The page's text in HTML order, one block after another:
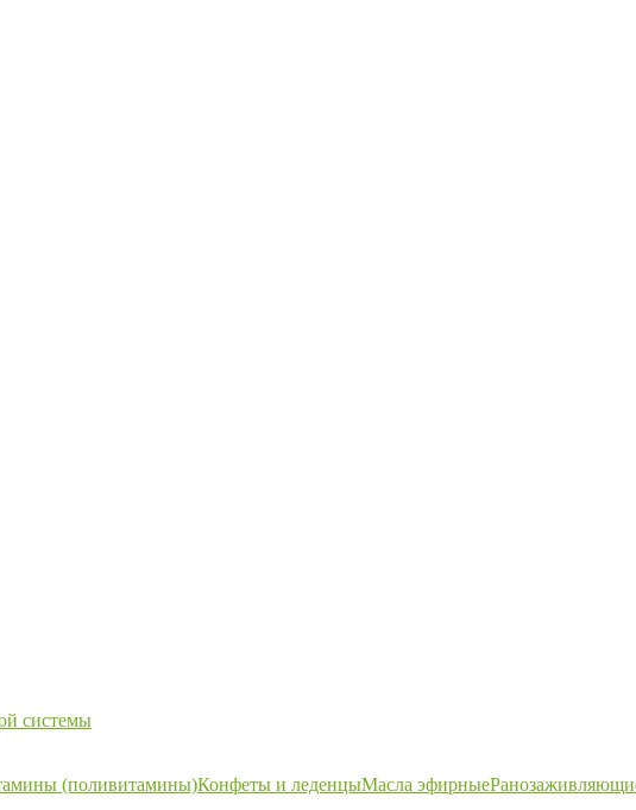
системы
(поливитамины)Конфеты и леденцыМасла эфирные